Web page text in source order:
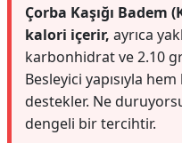
Çorba Kaşığı Badem
kalori içerir, ayrıca
karbonhidrat ve 2.10
Besleyici yapısıyla
destekler. Ne
dengeli bir tercihtir.